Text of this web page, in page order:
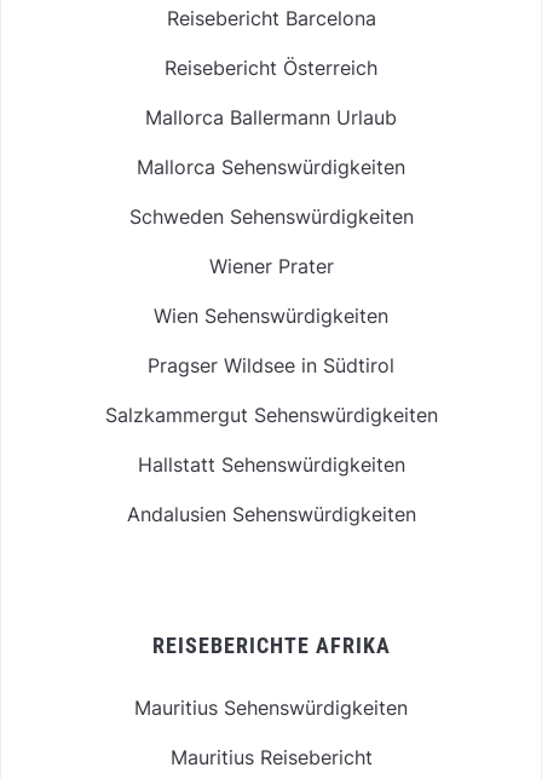
Reisebericht Barcelona
Reisebericht Österreich
Mallorca Ballermann Urlaub
Mallorca Sehenswürdigkeiten
Schweden Sehenswürdigkeiten
Wiener Prater
Wien Sehenswürdigkeiten
Pragser Wildsee in Südtirol
Salzkammergut Sehenswürdigkeiten
Hallstatt Sehenswürdigkeiten
Andalusien Sehenswürdigkeiten
REISEBERICHTE AFRIKA
Mauritius Sehenswürdigkeiten
Mauritius Reisebericht